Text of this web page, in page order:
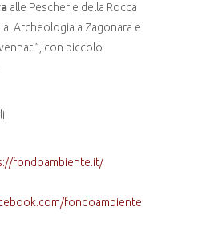
alle Pescherie della Rocca
Archeologia a Zagonara e
con piccolo
fondoambiente.it/
fondoambiente